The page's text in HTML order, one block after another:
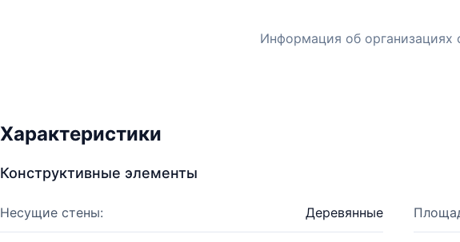
Информация об организациях
Характеристики
Конструктивные элементы
Несущие стены: Деревянные